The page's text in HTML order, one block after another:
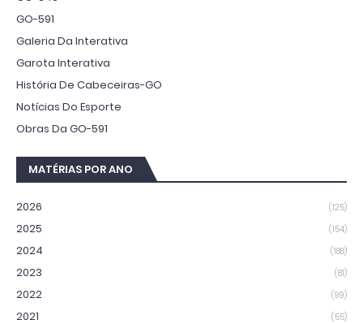
GO-591
Galeria Da Interativa
Garota Interativa
História De Cabeceiras-GO
Notícias Do Esporte
Obras Da GO-591
MATÉRIAS POR ANO
2026 (125)
2025 (154)
2024 (188)
2023 (81)
2022 (99)
2021 (55)